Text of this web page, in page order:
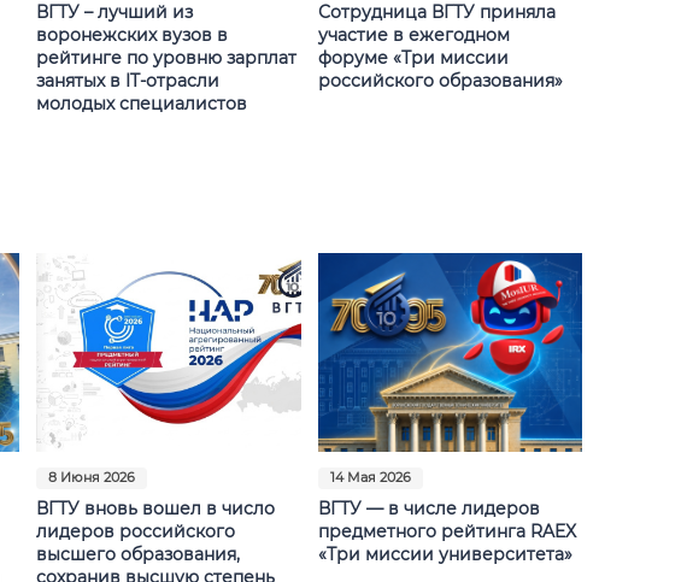
ВГТУ – лучший из
воронежских вузов в
рейтинге по уровню зарплат
занятых в IT-отрасли
молодых специалистов
Сотрудница ВГТУ приняла
участие в ежегодном
форуме «Три миссии
российского образования»
8 Июня 2026
ВГТУ вновь вошел в число
лидеров российского
высшего образования,
сохранив высшую степень
14 Мая 2026
ВГТУ — в числе лидеров
предметного рейтинга RAEX
«Три миссии университета»